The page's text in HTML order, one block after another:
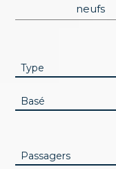
neufs
Type
Basé
Passagers